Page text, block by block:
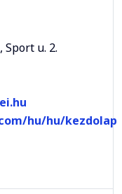
Sport u. 2.
hu/hu/kezdolap